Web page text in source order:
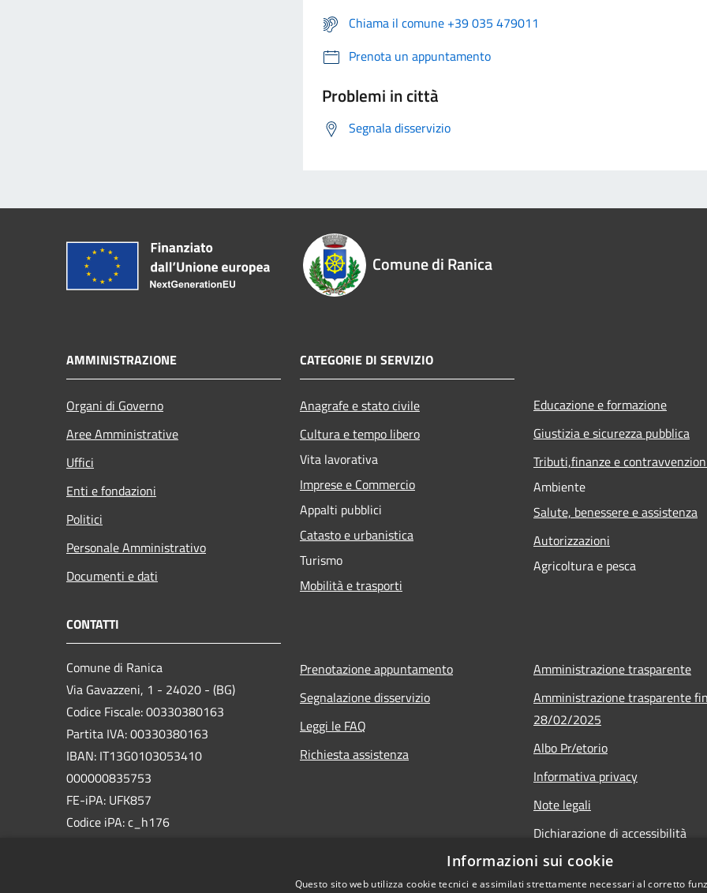
Chiama il comune +39 035 479011
Prenota un appuntamento
Problemi in città
Segnala disservizio
Comune di Ranica
AMMINISTRAZIONE
Organi di Governo
Aree Amministrative
Uffici
Enti e fondazioni
Politici
Personale Amministrativo
Documenti e dati
CATEGORIE DI SERVIZIO
Anagrafe e stato civile
Cultura e tempo libero
Vita lavorativa
Imprese e Commercio
Appalti pubblici
Catasto e urbanistica
Turismo
Mobilità e trasporti
Educazione e formazione
Giustizia e sicurezza pubblica
Tributi,finanze e
Ambiente
Salute, benessere e assistenza
Autorizzazioni
Agricoltura e pesca
CONTATTI
Comune di Ranica
Via Gavazzeni, 1 - 24020 - (BG)
Codice Fiscale: 00330380163
Partita IVA: 00330380163
IBAN: IT13G0103053410
000000835753
FE-iPA: UFK857
Codice iPA: c_h176
Prenotazione appuntamento
Segnalazione disservizio
Leggi le FAQ
Richiesta assistenza
Amministrazione trasparente
Amministrazione trasparente
28/02/2025
Albo Pr/etorio
Informativa privacy
Note legali
Dichiarazione di accessibilità
Obiettivi di accessibilità
Informazioni sui cookie
Questo sito web utilizza cookie tecnici e assimilati strettamente necessari al corretto